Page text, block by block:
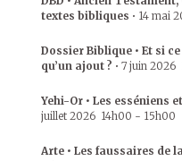
textes bibliques • 14 mai
Dossier Biblique • Et si
qu’un ajout ? • 7 juin 2026
Yehi-Or • Les esséniens
juillet 2026 14h00 - 15h00
Arte • Les faussaires de